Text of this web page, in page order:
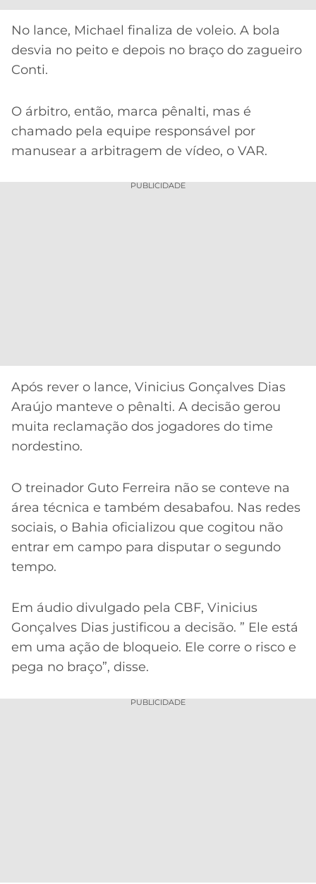
ONLINE
MELHORES
VASCO
INTERNACIONAL
ATLÉTICO
MG
LIGA
DOS
CAMPEÕES
No lance, Michael finaliza de voleio. A bola
desvia no peito e depois no braço do zagueiro
Conti.
O árbitro, então, marca pênalti, mas é
chamado pela equipe responsável por
manusear a arbitragem de vídeo, o VAR.
PUBLICIDADE
Após rever o lance, Vinicius Gonçalves Dias
Araújo manteve o pênalti. A decisão gerou
muita reclamação dos jogadores do time
nordestino.
O treinador Guto Ferreira não se conteve na
área técnica e também desabafou. Nas redes
sociais, o Bahia oficializou que cogitou não
entrar em campo para disputar o segundo
tempo.
Em áudio divulgado pela CBF, Vinicius
Gonçalves Dias justificou a decisão. ” Ele está
em uma ação de bloqueio. Ele corre o risco e
pega no braço”, disse.
PUBLICIDADE